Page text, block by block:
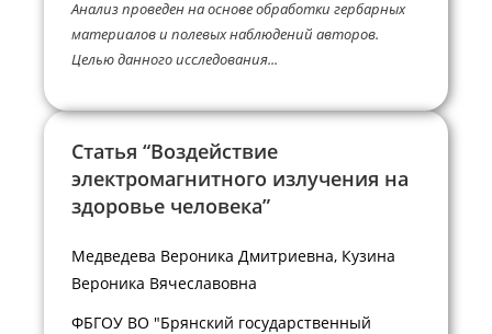
Анализ проведен на основе обработки гербарных
материалов и полевых наблюдений авторов.
Целью данного исследования...
Статья “Воздействие
электромагнитного излучения на
здоровье человека”
Медведева Вероника Дмитриевна, Кузина
Вероника Вячеславовна
ФБГОУ ВО "Брянский государственный